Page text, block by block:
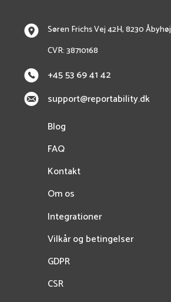
Søren Frichs Vej 42H, 8230 Åbyhøj
CVR: 38710168
+45 53 69 41 42
support@reportability.dk
Blog
FAQ
Kontakt
Om os
Integrationer
Vilkår og betingelser
GDPR
CSR